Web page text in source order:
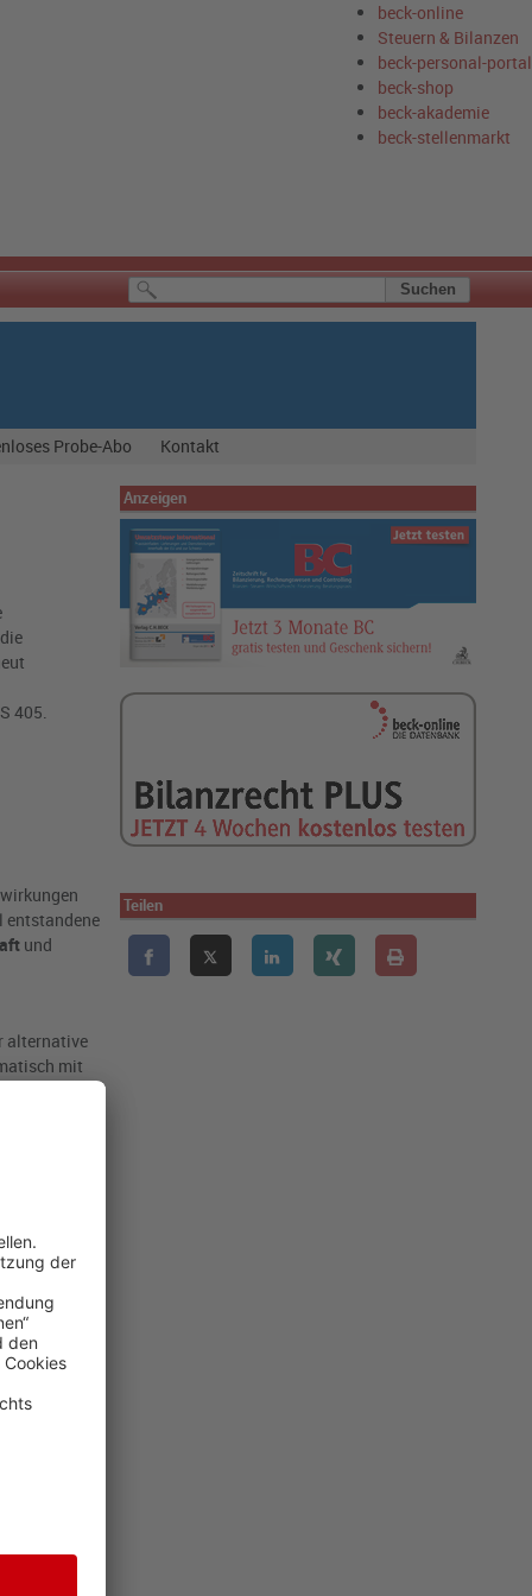
beck-online
Steuern & Bilanzen
beck-personal-portal
beck-shop
beck-akademie
beck-stellenmarkt
Probe-Abo Kontakt
405.
entstandene
und
alternative
mit
Anzeigen
Teilen